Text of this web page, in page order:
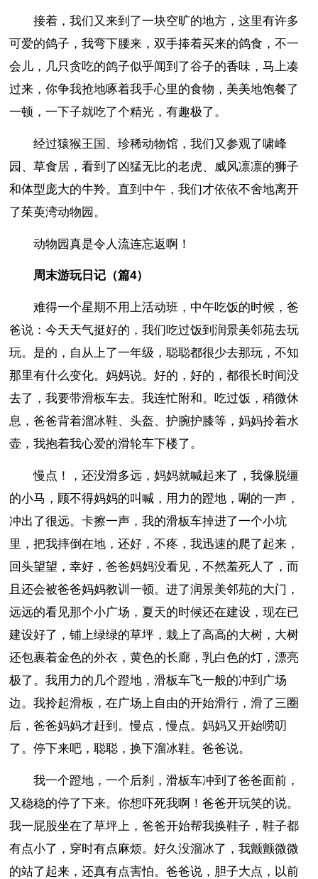
接着，我们又来到了一块空旷的地方，这里有许多
可爱的鸽子，我弯下腰来，双手捧着买来的鸽食，不一
会儿，几只贪吃的鸽子似乎闻到了谷子的香味，马上凑
过来，你争我抢地啄着我手心里的食物，美美地饱餐了
一顿，一下子就吃了个精光，有趣极了。
经过猿猴王国、珍稀动物馆，我们又参观了啸峰
园、草食居，看到了凶猛无比的老虎、威风凛凛的狮子
和体型庞大的牛羚。直到中午，我们才依依不舍地离开
了茱萸湾动物园。
动物园真是令人流连忘返啊！
周末游玩日记（篇4）
难得一个星期不用上活动班，中午吃饭的时候，爸
爸说：今天天气挺好的，我们吃过饭到润景美邻苑去玩
玩。是的，自从上了一年级，聪聪都很少去那玩，不知
那里有什么变化。妈妈说。好的，好的，都很长时间没
去了，我要带滑板车去。我连忙附和。吃过饭，稍微休
息，爸爸背着溜冰鞋、头盔、护腕护膝等，妈妈拎着水
壶，我抱着我心爱的滑轮车下楼了。
慢点！，还没滑多远，妈妈就喊起来了，我像脱缰
的小马，顾不得妈妈的叫喊，用力的蹬地，唰的一声，
冲出了很远。卡擦一声，我的滑板车掉进了一个小坑
里，把我摔倒在地，还好，不疼，我迅速的爬了起来，
回头望望，幸好，爸爸妈妈没看见，不然羞死人了，而
且还会被爸爸妈妈教训一顿。进了润景美邻苑的大门，
远远的看见那个小广场，夏天的时候还在建设，现在已
建设好了，铺上绿绿的草坪，栽上了高高的大树，大树
还包裹着金色的外衣，黄色的长廊，乳白色的灯，漂亮
极了。我用力的几个蹬地，滑板车飞一般的冲到广场
边。我拎起滑板，在广场上自由的开始滑行，滑了三圈
后，爸爸妈妈才赶到。慢点，慢点。妈妈又开始唠叨
了。停下来吧，聪聪，换下溜冰鞋。爸爸说。
我一个蹬地，一个后刹，滑板车冲到了爸爸面前，
又稳稳的停了下来。你想吓死我啊！爸爸开玩笑的说。
我一屁股坐在了草坪上，爸爸开始帮我换鞋子，鞋子都
有点小了，穿时有点麻烦。好久没溜冰了，我颤颤微微
的站了起来，还真有点害怕。爸爸说，胆子大点，以前